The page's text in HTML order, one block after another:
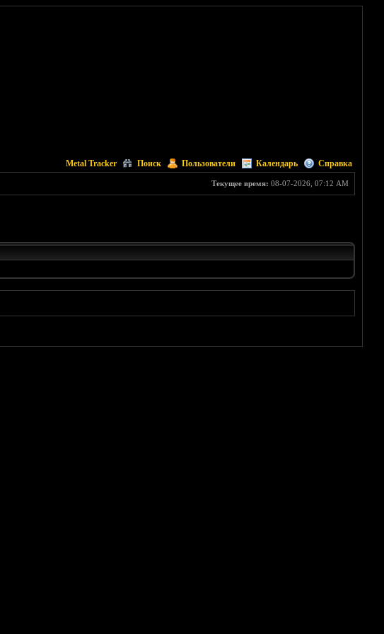
Metal Tracker Поиск Пользователи Календарь Справка
Текущее время: 08-07-2026, 07:12 AM